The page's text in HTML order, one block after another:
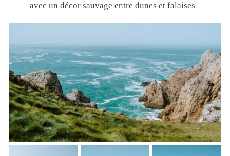
avec un décor sauvage entre dunes et falaises